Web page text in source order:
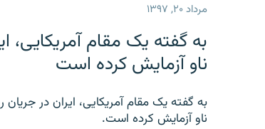
مرداد ۲۰, ۱۳۹۷
به گفته یک مقام
ناو آزمایش کرده است
به گفته یک مقام آمریکایی، ایران در
ناو آزمایش کرده است.